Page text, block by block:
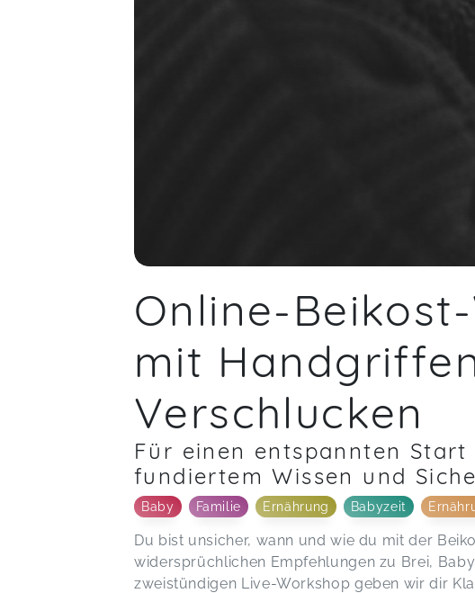
Online-
mit
Verschlucken
Für einen entspannten
fundiertem Wissen und
Baby Familie Ernährung Babyzeit
Du bist unsicher, wann und wie du mit der
widersprüchlichen Empfehlungen zu Brei,
zweistündigen Live-Workshop geben wir dir